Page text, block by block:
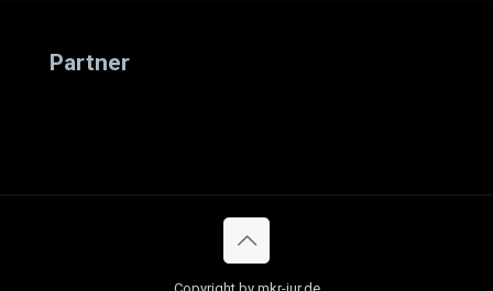
Partner